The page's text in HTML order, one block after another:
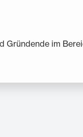
Gründende im